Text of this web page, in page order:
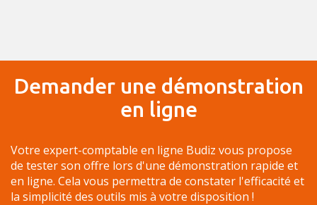
Demander une démonstration
en ligne
Votre expert-comptable en ligne Budiz vous propose
de tester son offre lors d'une démonstration rapide et
en ligne. Cela vous permettra de constater l'efficacité et
la simplicité des outils mis à votre disposition !